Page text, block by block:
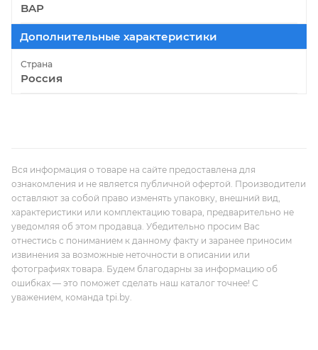
BAP
Дополнительные характеристики
Страна
Россия
Вся информация о товаре на сайте предоставлена для
ознакомления и не является публичной офертой. Производители
оставляют за собой право изменять упаковку, внешний вид,
характеристики или комплектацию товара, предварительно не
уведомляя об этом продавца. Убедительно просим Вас
отнестись с пониманием к данному факту и заранее приносим
извинения за возможные неточности в описании или
фотографиях товара. Будем благодарны за информацию об
ошибках — это поможет сделать наш каталог точнее! С
уважением, команда tpi.by.